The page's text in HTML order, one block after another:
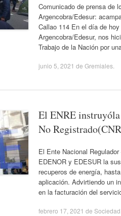
Comunicado de prensa de
Argencobra/Edesur:
Callao 114 En el día de
Argencobra/Edesur, nos
Trabajo de la Nación por
junio 5, 2021 de Gremiales
El ENRE
No
El Ente Nacional
EDENOR y EDESUR la
recuperos de energía,
aplicación. Advirtiendo un
en la facturación del
febrero 17, 2021 de Sociedad